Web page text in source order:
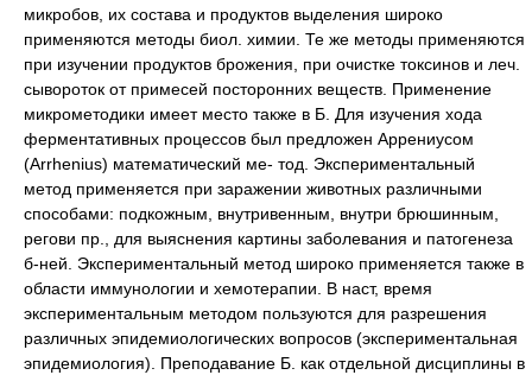
микробов, их состава и продуктов выделения широко
применяются методы биол. химии. Те же методы применяются
при изучении продуктов брожения, при очистке токсинов и леч.
сывороток от примесей посторонних веществ. Применение
микрометодики имеет место также в Б. Для изучения хода
ферментативных процессов был предложен Аррениусом
(Arrhenius) математический ме- тод. Экспериментальный
метод применяется при заражении животных различными
способами: подкожным, внутривенным, внутри брюшинным,
регови пр., для выяснения картины заболевания и патогенеза
б-ней. Экспериментальный метод широко применяется также в
области иммунологии и хемотерапии. В наст, время
экспериментальным методом пользуются для разрешения
различных эпидемиологических вопросов (экспериментальная
эпидемиология). Преподавание Б. как отдельной дисциплины в